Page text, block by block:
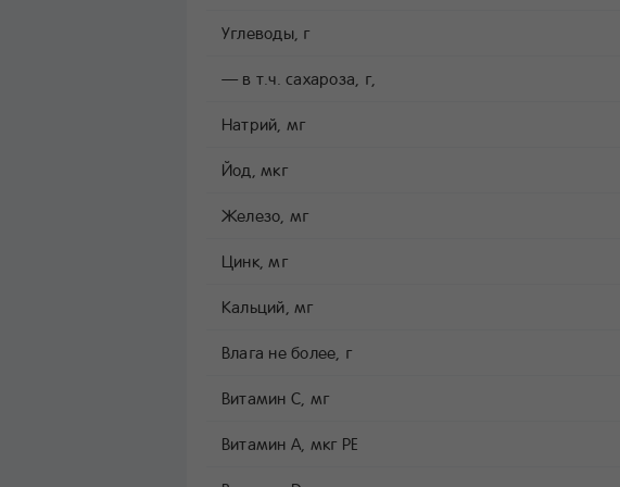
Углеводы, г
— в т.ч. сахароза, г,
Натрий, мг
Йод, мкг
Железо, мг
Цинк, мг
Кальций, мг
Влага не более, г
Витамин C, мг
Витамин A, мкг РЕ